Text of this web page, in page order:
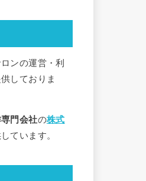
ンの運営・利
しておりま
門会社の株式
ています。